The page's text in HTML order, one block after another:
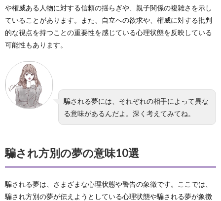
や権威ある人物に対する信頼の揺らぎや、親子関係の複雑さを示し
ていることがあります。また、自立への欲求や、権威に対する批判
的な視点を持つことの重要性を感じている心理状態を反映している
可能性もあります。
騙される夢には、それぞれの相手によって異な
る意味があるんだよ。深く考えてみてね。
騙され方別の夢の意味10選
騙される夢は、さまざまな心理状態や警告の象徴です。ここでは、
騙され方別の夢が伝えようとしている心理状態や騙される夢が象徴